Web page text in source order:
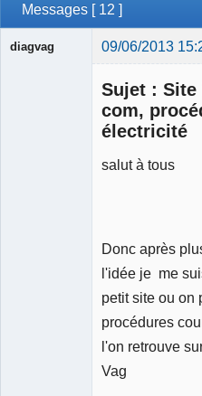
Messages [ 12 ]
diagvag 09/06/2013
Sujet :
com,
électricité
salut à tous
Donc après
l'idée je me
petit site ou on
procédures
l'on retrouve
Vag